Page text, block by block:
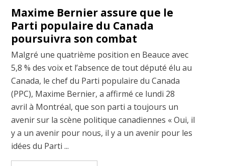
Maxime Bernier assure que le
Parti populaire du Canada
poursuivra son combat
Malgré une quatrième position en Beauce avec
5,8 % des voix et l’absence de tout député élu au
Canada, le chef du Parti populaire du Canada
(PPC), Maxime Bernier, a affirmé ce lundi 28
avril à Montréal, que son parti a toujours un
avenir sur la scène politique canadiennes « Oui, il
y a un avenir pour nous, il y a un avenir pour les
idées du Parti ...